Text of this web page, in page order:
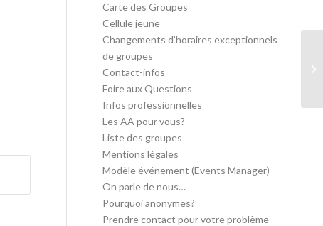
Carte des Groupes
Cellule jeune
Changements d’horaires exceptionnels
de groupes
Contact-infos
Foire aux Questions
Infos professionnelles
Les AA pour vous?
Liste des groupes
Mentions légales
Modèle événement (Events Manager)
On parle de nous…
Pourquoi anonymes?
Prendre contact pour votre problème